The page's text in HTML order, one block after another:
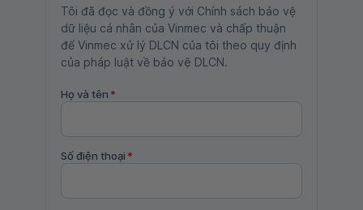
Tôi đã đọc và đồng ý với Chính sách bảo vệ
dữ liệu cá nhân của Vinmec và chấp thuận
để Vinmec xử lý DLCN của tôi theo quy định
của pháp luật về bảo vệ DLCN.
Họ và tên *
Số điện thoại *